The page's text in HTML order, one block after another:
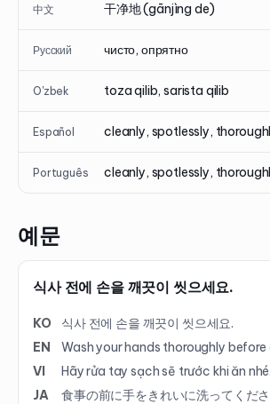
中文 干净地 (gānjìng de)
Русский чисто, опрятно
O'zbek toza qilib, sarista qilib
Español cleanly, spotlessly,
Português cleanly, spotlessly,
예문
식사 전에 손을 깨끗이 씻으세요.
KO
식사 전에 손을 깨끗이 씻으세요.
EN
Wash your hands thoroughly before
VI
Hãy rửa tay sạch sẽ trước khi ăn nhé.
JA
食事の前に手をきれいに洗ってくださ